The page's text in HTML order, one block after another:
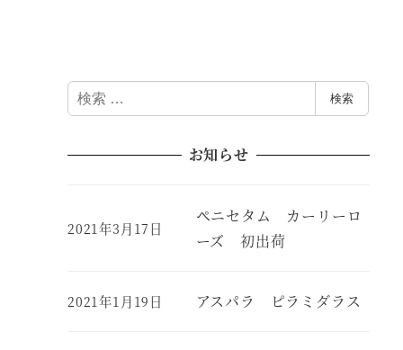
検
索
検索
お知らせ
ペニセタム カーリーロ
ーズ 初出荷
2021年3月17日
アスパラ ピラミダラス
2021年1月19日